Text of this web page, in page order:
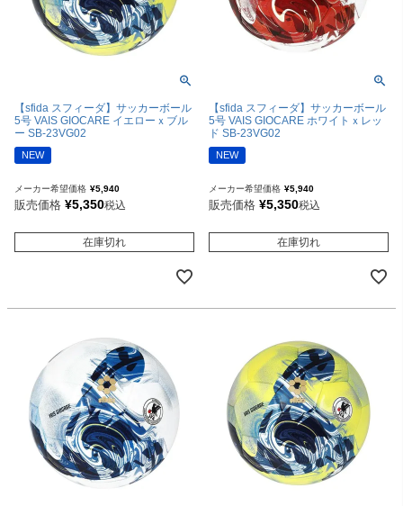
【sfida スフィーダ】サッカーボール
5号 VAIS GIOCARE イエローｘブル
ー SB-23VG02
NEW
メーカー希望価格 ¥5,940
販売価格 ¥5,350税込
在庫切れ
【sfida スフィーダ】サッカーボール
5号 VAIS GIOCARE ホワイトｘレッ
ド SB-23VG02
NEW
メーカー希望価格 ¥5,940
販売価格 ¥5,350税込
在庫切れ